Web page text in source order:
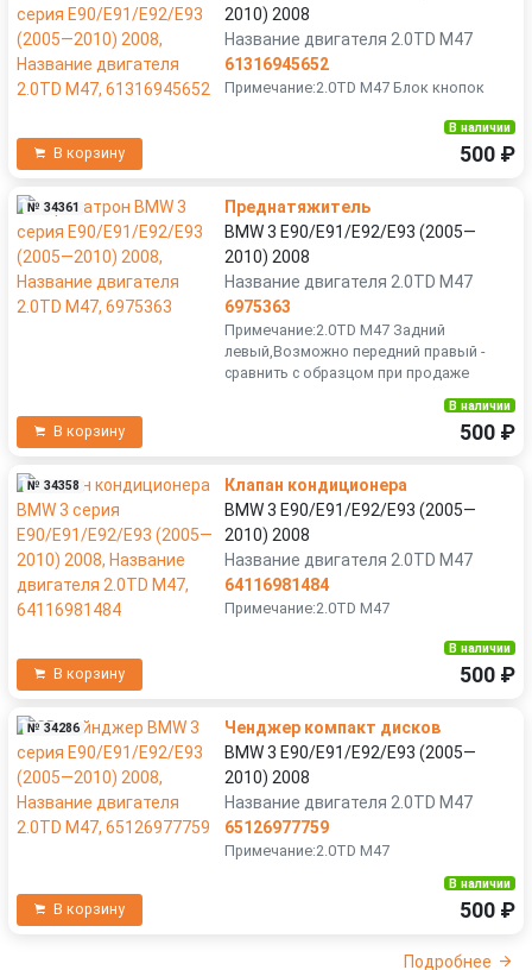
2010) 2008
Название двигателя 2.0TD M47
61316945652
Примечание:2.0TD M47 Блок кнопок
В корзину
В наличии
500 ₽
№ 34361
Преднатяжитель
BMW 3 E90/E91/E92/E93 (2005—
2010) 2008
Название двигателя 2.0TD M47
6975363
Примечание:2.0TD M47 Задний
левый,Возможно передний правый -
сравнить с образцом при продаже
В корзину
В наличии
500 ₽
№ 34358
Клапан кондиционера
BMW 3 E90/E91/E92/E93 (2005—
2010) 2008
Название двигателя 2.0TD M47
64116981484
Примечание:2.0TD M47
В корзину
В наличии
500 ₽
№ 34286
Ченджер компакт дисков
BMW 3 E90/E91/E92/E93 (2005—
2010) 2008
Название двигателя 2.0TD M47
65126977759
Примечание:2.0TD M47
В корзину
В наличии
500 ₽
Подробнее